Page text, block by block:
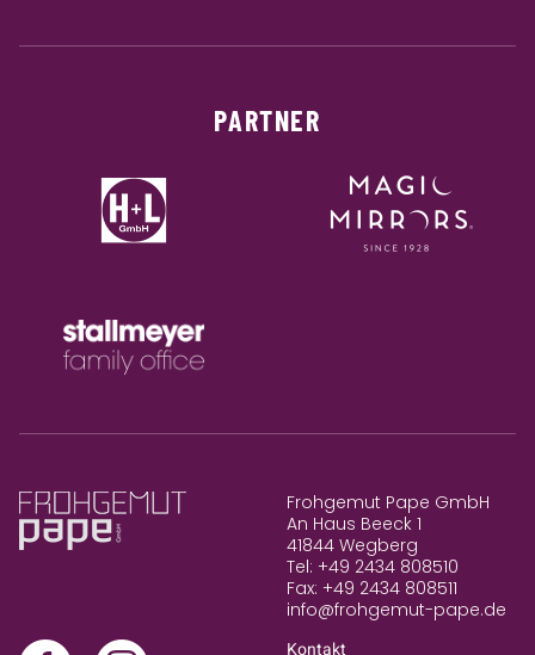
PARTNER
Frohgemut Pape GmbH
An Haus Beeck 1
41844 Wegberg
Tel: +49 2434 808510
Fax: +49 2434 808511
info@frohgemut-pape.de
Kontakt